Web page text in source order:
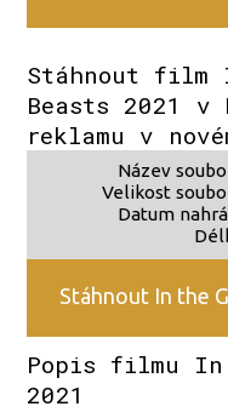
Stáhnout film
Beasts 2021
reklamu v
Název
Velikost
Datum
Stáhnout In the
Popis filmu In
2021